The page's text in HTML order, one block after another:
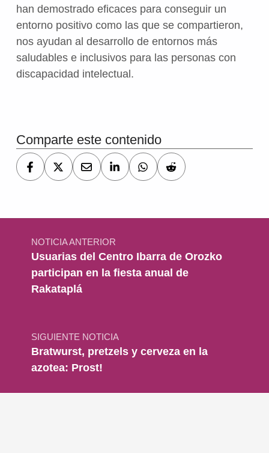
han demostrado eficaces para conseguir un
entorno positivo como las que se compartieron,
nos ayudan al desarrollo de entornos más
saludables e inclusivos para las personas con
discapacidad intelectual.
Comparte este contenido
Navegación de entradas
NOTICIA ANTERIOR
Usuarias del Centro Ibarra de Orozko
participan en la fiesta anual de
Rakataplá
SIGUIENTE NOTICIA
Bratwurst, pretzels y cerveza en la
azotea: Prost!